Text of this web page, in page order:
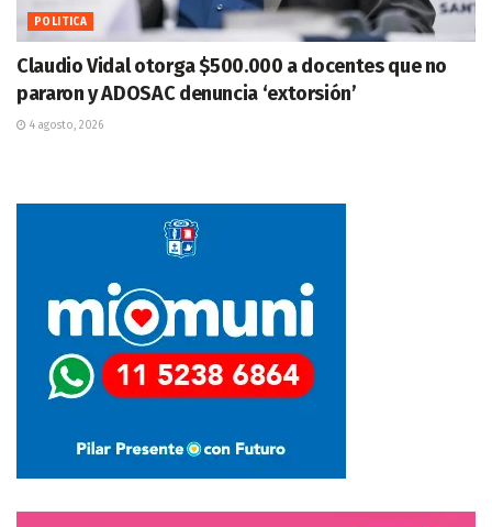
POLITICA
Claudio Vidal otorga $500.000 a docentes que no
pararon y ADOSAC denuncia ‘extorsión’
4 agosto, 2026